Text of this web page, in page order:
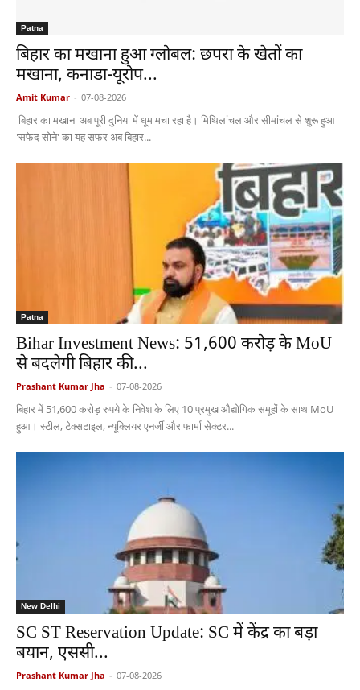
Patna
बिहार का मखाना हुआ ग्लोबल: छपरा के खेतों का
मखाना, कनाडा-यूरोप...
Amit Kumar - 07-08-2026
बिहार का मखाना अब पूरी दुनिया में धूम मचा रहा है। मिथिलांचल और सीमांचल से शुरू हुआ
'सफेद सोने' का यह सफर अब बिहार...
Patna
Bihar Investment News: 51,600 करोड़ के MoU
से बदलेगी बिहार की...
Prashant Kumar Jha - 07-08-2026
बिहार में 51,600 करोड़ रुपये के निवेश के लिए 10 प्रमुख औद्योगिक समूहों के साथ MoU
हुआ। स्टील, टेक्सटाइल, न्यूक्लियर एनर्जी और फार्मा सेक्टर...
New Delhi
SC ST Reservation Update: SC में केंद्र का बड़ा
बयान, एससी...
Prashant Kumar Jha - 07-08-2026